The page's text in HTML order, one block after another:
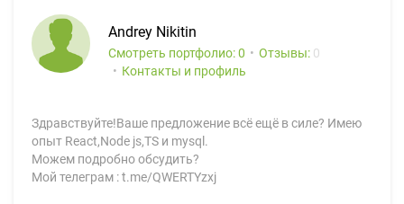
Andrey Nikitin
Смотреть портфолио: 0 Отзывы: 0
Контакты и профиль
Здравствуйте!Ваше предложение всё ещё в силе? Имею
опыт React,Node js,TS и mysql.
Можем подробно обсудить?
Мой телеграм : t.me/QWERTYzxj